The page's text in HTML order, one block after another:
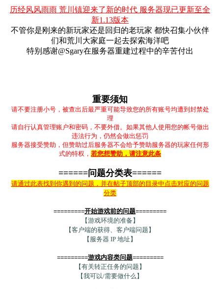
历经风风雨雨 荒川镇迎来了新的时代 服务器现已更新至全
新1.13版本
不管你是刚来的新玩家还是回归的老玩家 都快召集小伙伴
们和荒川大家庭一起去探索海洋吧
特别感谢@Sgary在服务器重建过程中的辛苦付出
重要须知
请不要注册小号，被查出后最严重可能导致您的所有账号均遭到封禁处
理
请自行认真管理账户和密码，不要外借。如果其他人使用您的帐号做出
违法行为，仍然会做出惩罚
服务器接受赞助，但赞助过后服务器不会给予赞助服务器的玩家任何形
式的特权， 若您想赞助，请注意此条
======问题分类表======
请通过此表找到你遇到的问题，并在帖子顶部的目录中点击对应的问题
分类
=========开始游戏前的问题=========
【游戏环境的准备】
【客户端的获得、客户端问题】
【服务器 IP 地址】
=========游戏内容类问题=========
【有关转正任务的问题】
【我可以/需要做什么】